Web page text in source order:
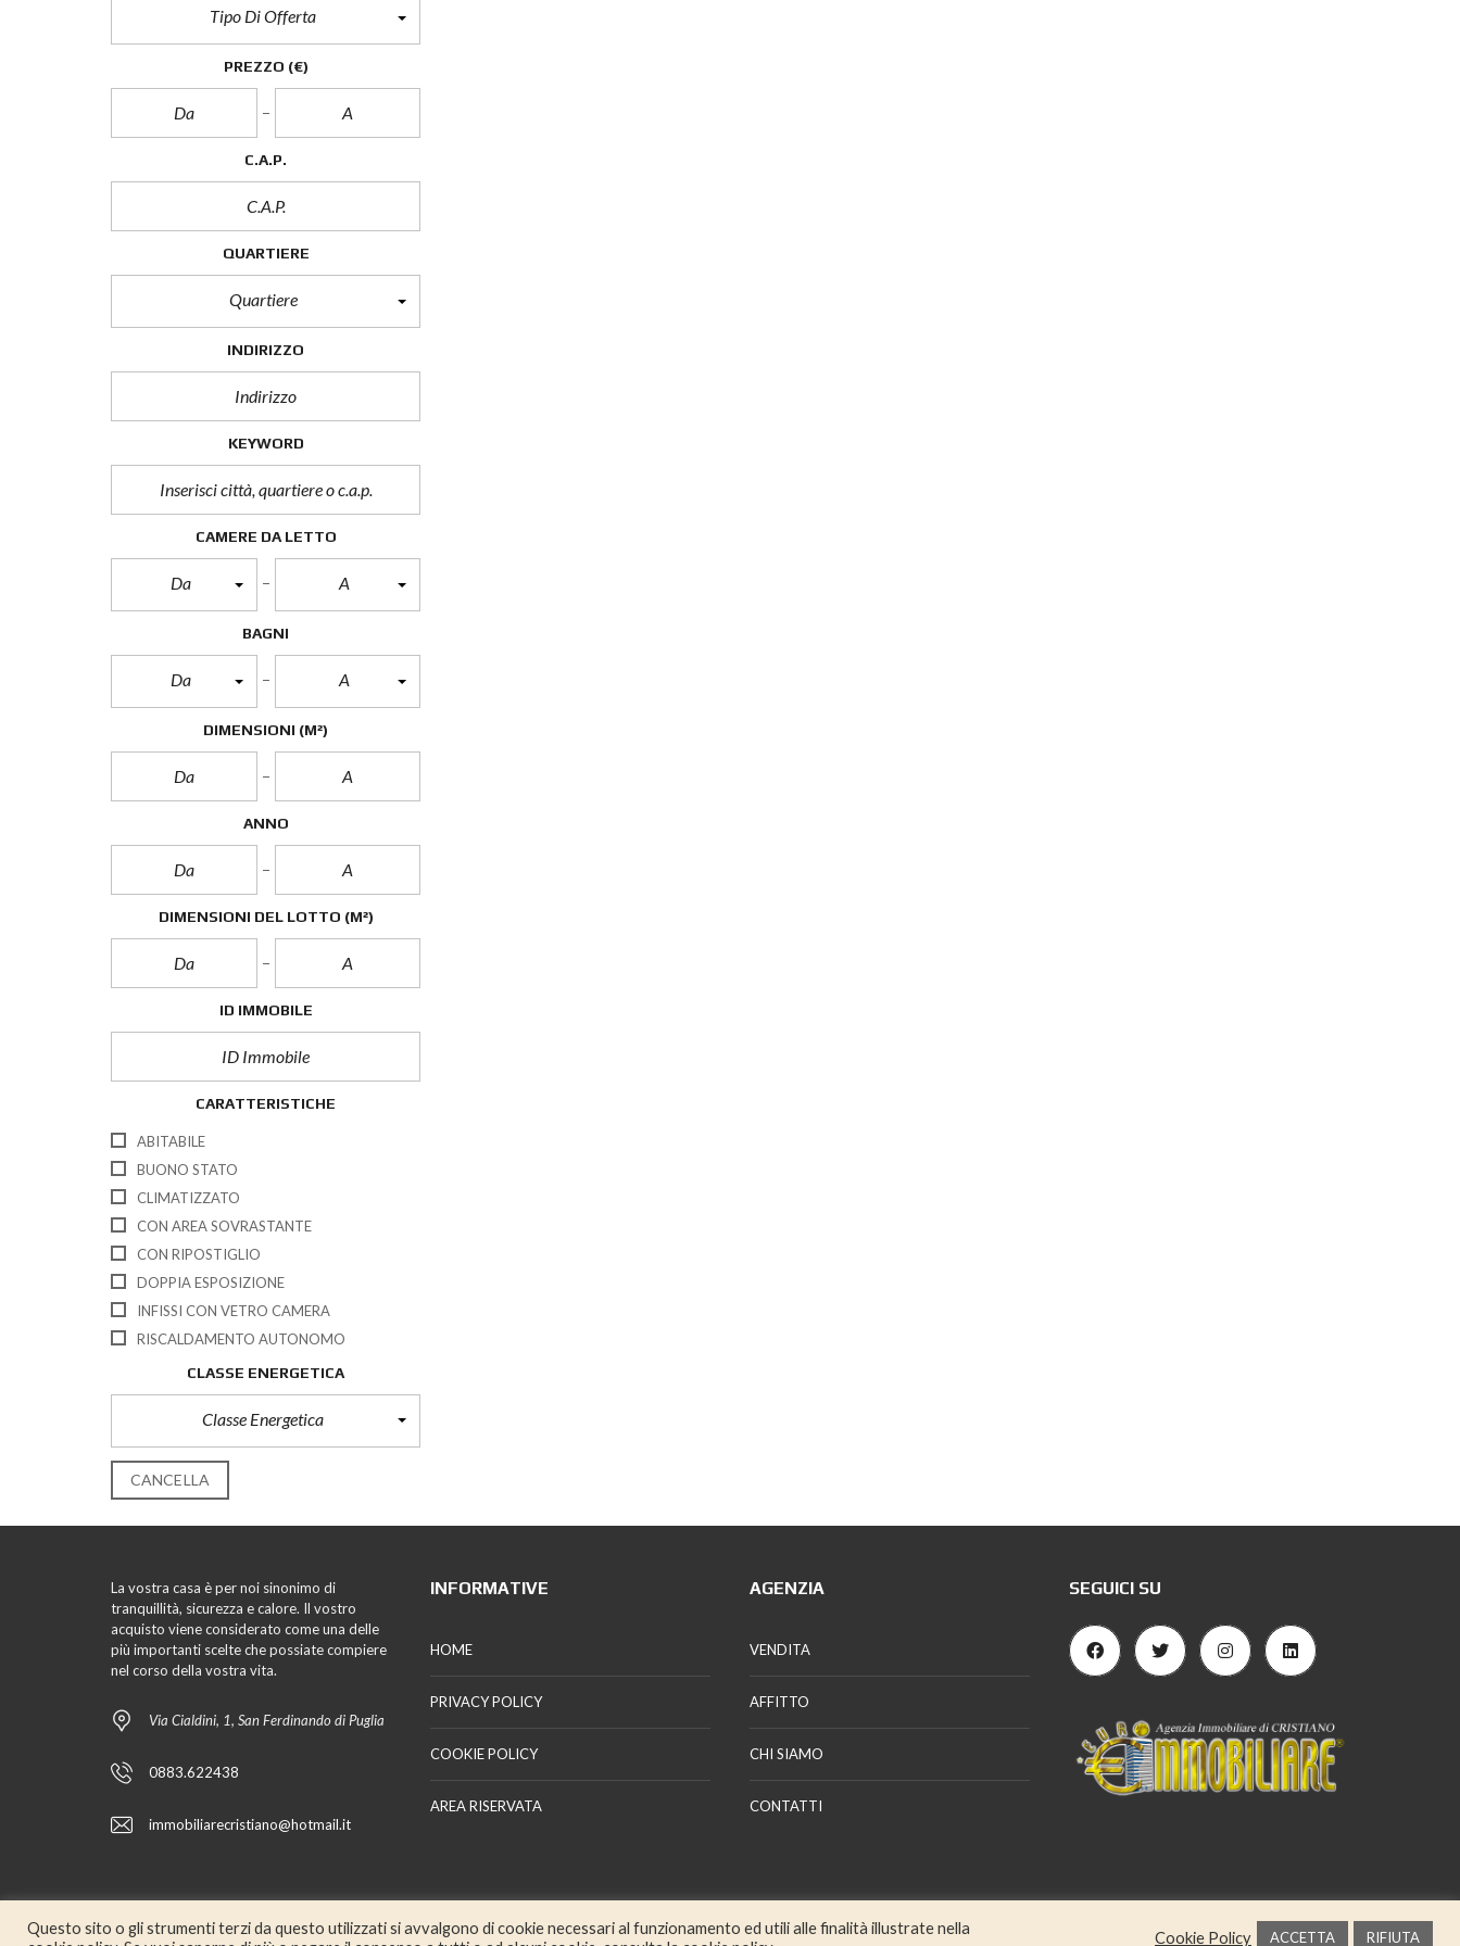
Tipo Di Offerta
PREZZO (€)
C.A.P.
QUARTIERE
Quartiere
INDIRIZZO
KEYWORD
CAMERE DA LETTO
Da A
BAGNI
Da A
DIMENSIONI (M²)
ANNO
DIMENSIONI DEL LOTTO (M²)
ID IMMOBILE
CARATTERISTICHE
ABITABILE
BUONO STATO
CLIMATIZZATO
CON AREA SOVRASTANTE
CON RIPOSTIGLIO
DOPPIA ESPOSIZIONE
INFISSI CON VETRO CAMERA
RISCALDAMENTO AUTONOMO
CLASSE ENERGETICA
Classe Energetica
CANCELLA
La vostra casa è per noi sinonimo di
tranquillità, sicurezza e calore. Il vostro
acquisto viene considerato come una delle
più importanti scelte che possiate compiere
nel corso della vostra vita.
Via Cialdini, 1, San Ferdinando di Puglia
0883.622438
immobiliarecristiano@hotmail.it
INFORMATIVE
HOME
PRIVACY POLICY
COOKIE POLICY
AREA RISERVATA
AGENZIA
VENDITA
AFFITTO
CHI SIAMO
CONTATTI
SEGUICI SU
© Giovanni Cristiano - P.IVA 07752050729 | Powered byMIDO
Questo sito o gli strumenti terzi da questo utilizzati si avvalgono di cookie necessari al funzionamento ed utili alle finalità illustrate nella
Cookie Policy ACCETTA RIFIUTA